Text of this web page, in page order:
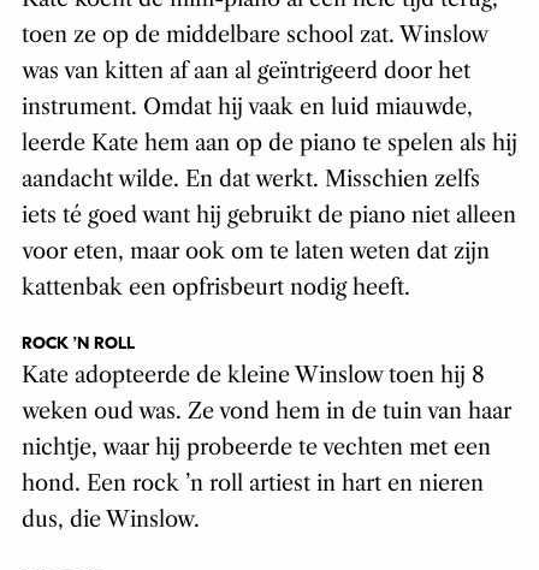
toen ze op de middelbare school zat. Winslow
was van kitten af aan al geïntrigeerd door het
instrument. Omdat hij vaak en luid miauwde,
leerde Kate hem aan op de piano te spelen als hij
aandacht wilde. En dat werkt. Misschien zelfs
iets té goed want hij gebruikt de piano niet alleen
voor eten, maar ook om te laten weten dat zijn
kattenbak een opfrisbeurt nodig heeft.
ROCK ’N ROLL
Kate adopteerde de kleine Winslow toen hij 8
weken oud was. Ze vond hem in de tuin van haar
nichtje, waar hij probeerde te vechten met een
hond. Een rock ’n roll artiest in hart en nieren
dus, die Winslow.